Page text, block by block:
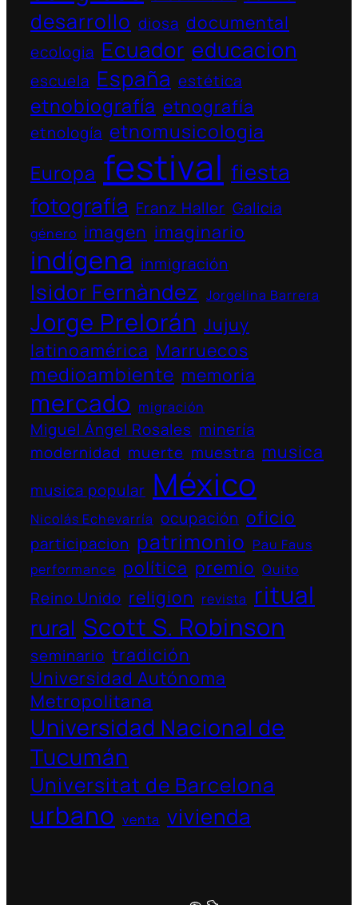
desarrollo diosa documental
ecologia Ecuador educacion
escuela España estética
etnobiografía etnografía
etnología etnomusicologia
Europa festival fiesta
fotografía Franz Haller Galicia
género imagen imaginario
indígena inmigración
Isidor Fernàndez Jorgelina Barrera
Jorge Prelorán Jujuy
latinoamérica Marruecos
medioambiente memoria
mercado migración
Miguel Ángel Rosales minería
modernidad muerte muestra musica
musica popular México
Nicolás Echevarría ocupación oficio
participacion patrimonio Pau Faus
performance política premio Quito
Reino Unido religion revista ritual
rural Scott S. Robinson
seminario tradición
Universidad Autónoma
Metropolitana
Universidad Nacional de
Tucumán
Universitat de Barcelona
urbano venta vivienda